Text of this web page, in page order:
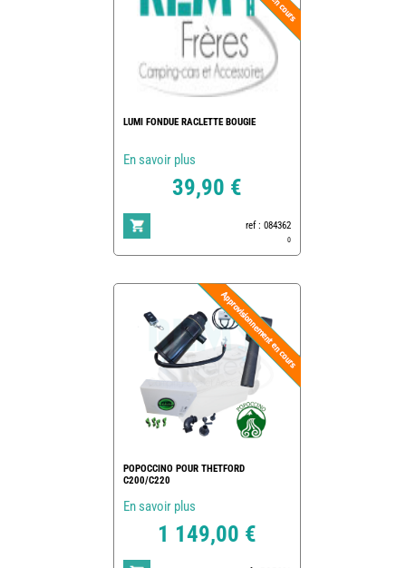
LUMI FONDUE RACLETTE BOUGIE
En savoir plus
39,90 €
ref : 084362
0
POPOCCINO POUR THETFORD
C200/C220
En savoir plus
1 149,00 €